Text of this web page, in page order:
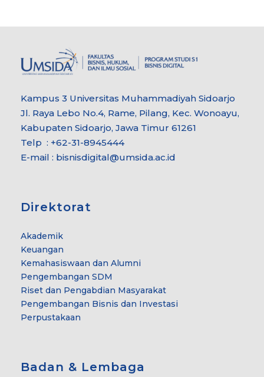
Kampus 3 Universitas Muhammadiyah Sidoarjo
Jl. Raya Lebo No.4, Rame, Pilang, Kec. Wonoayu,
Kabupaten Sidoarjo, Jawa Timur 61261
Telp : +62-31-8945444
E-mail : bisnisdigital@umsida.ac.id
Direktorat
Akademik
Keuangan
Kemahasiswaan dan Alumni
Pengembangan SDM
Riset dan Pengabdian Masyarakat
Pengembangan Bisnis dan Investasi
Perpustakaan
Badan & Lembaga